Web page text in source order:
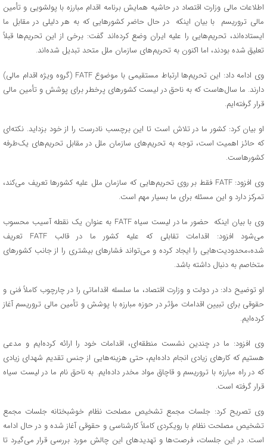
اطلاعات مالی وزارت اقتصاد در حاشیه همایش برنامه اقدام مبارزه با پولشویی و تأمین
مالی تروریسم با بیان اینکه در حال حاضر کشورهایی که به هر دلیلی در مقابل ما
ایستاده‌اند، تحریم‌هایی را علیه ایران وضع کرده‌اند گفت: برخی از این تحریم‌ها قبلاً
تعلیق شده بودند، اما اکنون به تحریم‌های سازمان ملل متحد تبدیل شده‌اند.
وی ادامه داد: این تحریم‌ها ارتباط مستقیمی با موضوع FATF (گروه ویژه اقدام مالی)
دارند. ما سال‌هاست که به ناحق در لیست کشورهای پرخطر برای پوشش و تأمین مالی
قرار گرفته‌ایم.
او بیان کرد: کشور ما در تلاش است تا این برچسب نادرست را از خود بزداید. نکته‌ای
که حائز اهمیت است، توجه به تحریم‌های سازمان ملل در مقابل تحریم‌های یک‌طرفه
کشورهاست.
وی افزود: FATF فقط بر روی تحریم‌هایی که سازمان ملل علیه کشورها تعریف می‌کند،
تمرکز دارد و این مسئله برای ما بسیار مهم است.
وی با بیان اینکه حضور ما در لیست سیاه FATF به عنوان یک نقطه آسیب محسوب
می‌شود افزود: اقدامات تقابلی که علیه کشور ما در قالب FATF تعریف
شده،محدودیت‌هایی را ایجاد کرده و می‌تواند فشارهای بیشتری را از جانب کشورهای
متخاصم به دنبال داشته باشد.
او توضیح داد: در دولت و وزارت اقتصاد، ما سلسله اقداماتی را در چارچوب کاملاً فنی و
حقوقی برای تبیین اقدامات مؤثر در حوزه مبارزه با پوشش و تأمین مالی تروریسم آغاز
کرده‌ایم.
وی افزود: ما در چندین نشست منطقه‌ای، اقدامات خود را ارائه کرده‌ایم و مدعی
هستیم که کارهای زیادی انجام داده‌ایم، حتی هزینه‌هایی از جنس تقدیم شهدای زیادی
که در راه مبارزه با تروریسم و قاچاق مواد مخدر داده‌ایم. به ناحق نام ما در لیست سیاه
قرار گرفته است.
وی تصریح کرد: جلسات مجمع تشخیص مصلحت نظام خوشبختانه جلسات مجمع
تشخیص مصلحت نظام با رویکردی کاملاً کارشناسی و حقوقی آغاز شده و در حال ادامه
است. در این جلسات، فرصت‌ها و تهدیدهای این چالش مورد بررسی قرار می‌گیرد تا